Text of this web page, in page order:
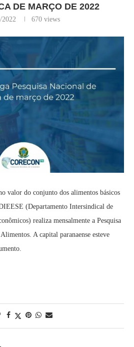
DE MARÇO DE 2022
2022 670 views
valor do conjunto dos alimentos básicos
(Departamento Intersindical de
realiza mensalmente a Pesquisa
A capital paranaense esteve